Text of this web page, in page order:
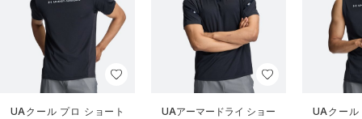
UAクール プロ ショート
UAアーマードライ ショー
UAクール